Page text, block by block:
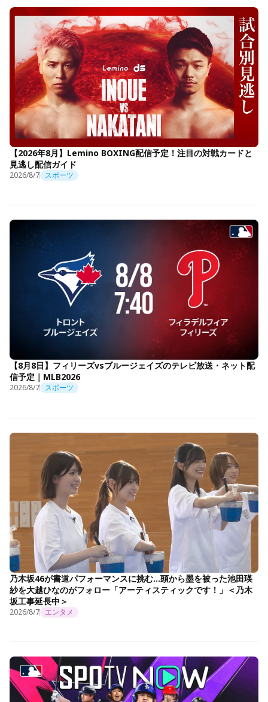
【2026年8月】Lemino BOXING配信予定！注目の対戦カードと
見逃し配信ガイド
2026/8/7 スポーツ
【8月8日】フィリーズvsブルージェイズのテレビ放送・ネット配
信予定｜MLB2026
2026/8/7 スポーツ
乃木坂46が書道パフォーマンスに挑む…頭から墨を被った池田瑛
紗を大越ひなのがフォロー「アーティスティックです！」＜乃木
坂工事延長中＞
2026/8/7 エンタメ